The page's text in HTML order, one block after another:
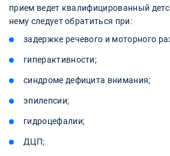
прием ведет квалифицированный
нему следует обратиться при:
задержке речевого и моторного
гиперактивности;
синдроме дефицита внимания;
эпилепсии;
гидроцефалии;
ДЦП;